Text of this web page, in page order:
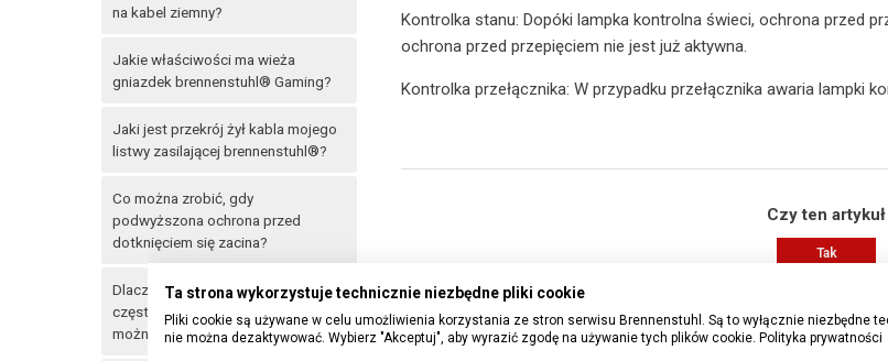
na kabel ziemny?
Jakie właściwości ma wieża
gniazdek brennenstuhl® Gaming?
Jaki jest przekrój żył kabla mojego
listwy zasilającej brennenstuhl®?
Co można zrobić, gdy
podwyższona ochrona przed
dotknięciem się zacina?
Dlaczego gniazdka wielokrotne
często mają śruby, których nie
można otworzyć?
Kontrolka stanu: Dopóki lampka kontrolna świeci, ochrona przed
ochrona przed przepięciem nie jest już aktywna.
Kontrolka przełącznika: W przypadku przełącznika awaria lampki
Czy ten
Tak
Masz więcej pytań?
Ta strona wykorzystuje technicznie niezbędne pliki cookie
Pliki cookie są używane w celu umożliwienia korzystania ze stron serwisu Brennenstuhl. Są to wyłącznie niezbędne
nie można dezaktywować. Wybierz "Akceptuj", aby wyrazić zgodę na używanie tych plików cookie. Polityka prywatności